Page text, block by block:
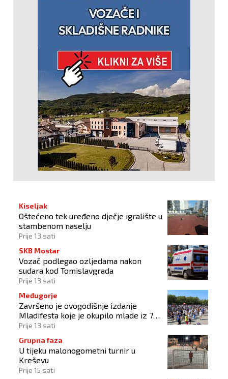
Kiseljak
Oštećeno tek uređeno dječje igralište u
stambenom naselju
Prije 13 sati
SKB Mostar
Vozač podlegao ozljedama nakon
sudara kod Tomislavgrada
Prije 13 sati
Međugorje
Završeno je ovogodišnje izdanje
Mladifesta koje je okupilo mlade iz 73
zemlje svijeta
Prije 13 sati
Grupna faza
U tijeku malonogometni turnir u
Kreševu
Prije 15 sati